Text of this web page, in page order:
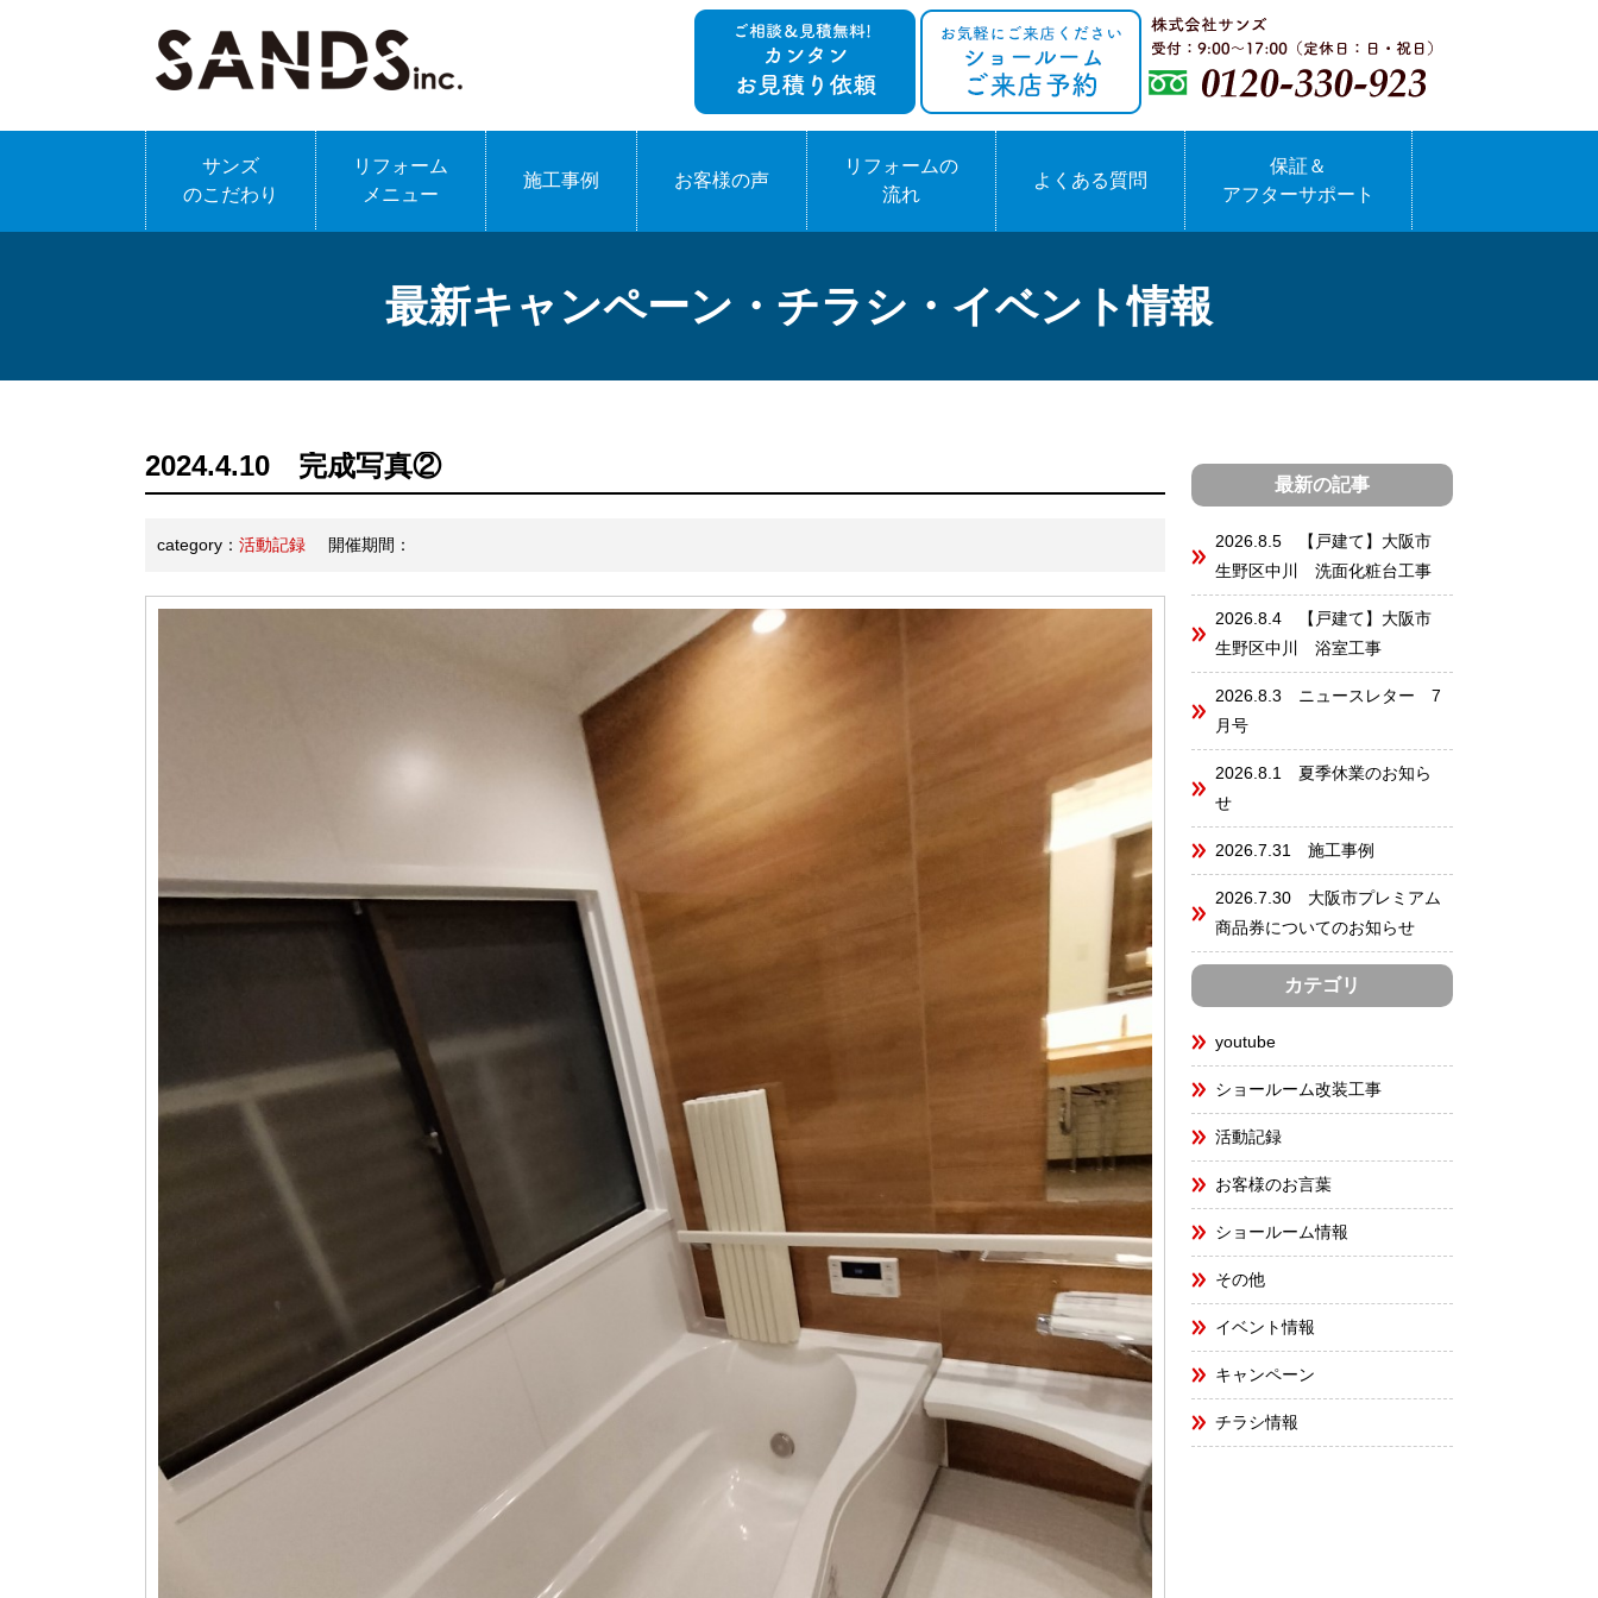
サンズ
のこだわり
リフォーム
メニュー
施工事例 お客様の声
リフォームの
流れ
よくある質問
保証＆
アフターサポート
最新キャンペーン・チラシ・イベント情報
2024.4.10 完成写真②
category： 活動記録 開催期間：
最新の記事
2026.8.5 【戸建て】大阪市
生野区中川 洗面化粧台工事
2026.8.4 【戸建て】大阪市
生野区中川 浴室工事
2026.8.3 ニュースレター 7
月号
2026.8.1 夏季休業のお知ら
せ
2026.7.31 施工事例
2026.7.30 大阪市プレミアム
商品券についてのお知らせ
カテゴリ
youtube
ショールーム改装工事
活動記録
お客様のお言葉
ショールーム情報
その他
イベント情報
キャンペーン
チラシ情報